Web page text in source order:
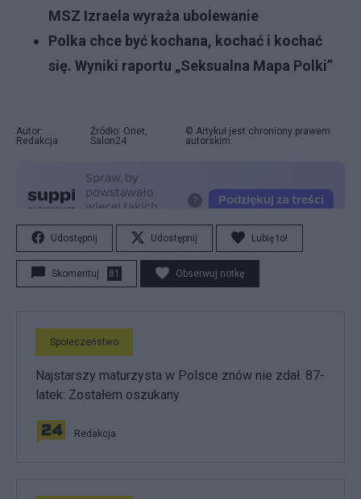
MSZ Izraela wyraża ubolewanie
Polka chce być kochana, kochać i kochać
się. Wyniki raportu „Seksualna Mapa Polki”
Autor:
Redakcja
Źródło: Onet,
Salon24
© Artykuł jest chroniony prawem
autorskim.
Udostępnij Udostępnij Lubię to!
Skomentuj 81 Obserwuj notkę
Społeczeństwo
Najstarszy maturzysta w Polsce znów nie zdał. 87-
latek: Zostałem oszukany
Redakcja